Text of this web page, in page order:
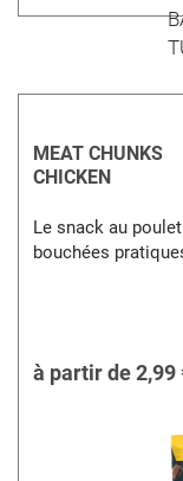
MEAT CHUNKS
CHICKEN
Le snack au
bouchées
à partir de2,99